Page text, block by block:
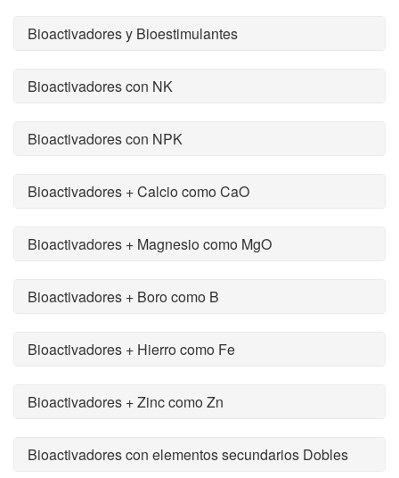
Bioactivadores y Bioestimulantes
Bioactivadores con NK
Bioactivadores con NPK
Bioactivadores + Calcio como CaO
Bioactivadores + Magnesio como MgO
Bioactivadores + Boro como B
Bioactivadores + Hierro como Fe
Bioactivadores + Zinc como Zn
Bioactivadores con elementos secundarios Dobles